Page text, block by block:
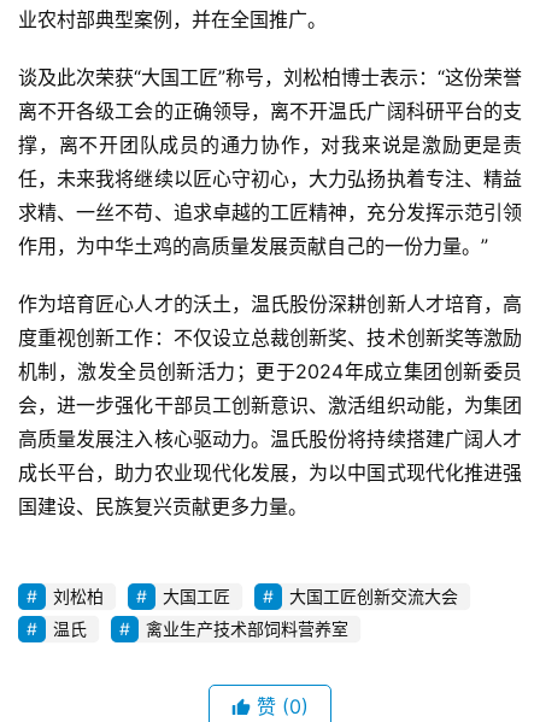
分
报
告
数
据
图
今
日
猪
价
业农村部典型案例，并在全国推广。
谈及此次荣获“大国工匠”称号，刘松柏博士表示：“这份荣誉
离不开各级工会的正确领导，离不开温氏广阔科研平台的支
撑，离不开团队成员的通力协作，对我来说是激励更是责
任，未来我将继续以匠心守初心，大力弘扬执着专注、精益
求精、一丝不苟、追求卓越的工匠精神，充分发挥示范引领
作用，为中华土鸡的高质量发展贡献自己的一份力量。”
作为培育匠心人才的沃土，温氏股份深耕创新人才培育，高
度重视创新工作：不仅设立总裁创新奖、技术创新奖等激励
机制，激发全员创新活力；更于2024年成立集团创新委员
会，进一步强化干部员工创新意识、激活组织动能，为集团
高质量发展注入核心驱动力。温氏股份将持续搭建广阔人才
成长平台，助力农业现代化发展，为以中国式现代化推进强
国建设、民族复兴贡献更多力量。
刘松柏 大国工匠
大国工匠创新交流大会
温氏
禽业生产技术部饲料营养室
赞 (0)